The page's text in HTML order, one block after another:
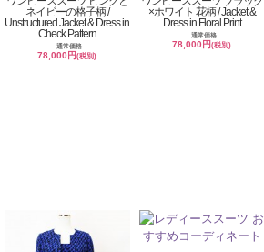
ネイビーの格子柄 /
Unstructured Jacket & Dress in
Check Pattern
通常価格
78,000円(税別)
×ホワイト 花柄 / Jacket &
Dress in Floral Print
通常価格
78,000円(税別)